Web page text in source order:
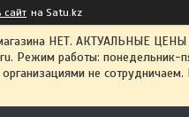
сайт на Satu.kz
НЕТ. АКТУАЛЬНЫЕ ЦЕНЫ
Режим работы:
не